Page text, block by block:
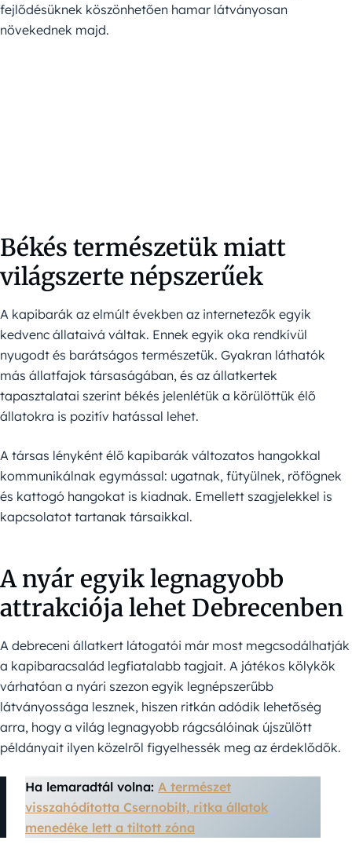
fejlődésüknek köszönhetően hamar látványosan
növekednek majd.
Békés természetük miatt
világszerte népszerűek
A kapibarák az elmúlt években az internetezők egyik
kedvenc állataivá váltak. Ennek egyik oka rendkívül
nyugodt és barátságos természetük. Gyakran láthatók
más állatfajok társaságában, és az állatkertek
tapasztalatai szerint békés jelenlétük a körülöttük élő
állatokra is pozitív hatással lehet.
A társas lényként élő kapibarák változatos hangokkal
kommunikálnak egymással: ugatnak, fütyülnek, röfögnek
és kattogó hangokat is kiadnak. Emellett szagjelekkel is
kapcsolatot tartanak társaikkal.
A nyár egyik legnagyobb
attrakciója lehet Debrecenben
A debreceni állatkert látogatói már most megcsodálhatják
a kapibaracsalád legfiatalabb tagjait. A játékos kölykök
várhatóan a nyári szezon egyik legnépszerűbb
látványossága lesznek, hiszen ritkán adódik lehetőség
arra, hogy a világ legnagyobb rágcsálóinak újszülött
példányait ilyen közelről figyelhessék meg az érdeklődők.
Ha lemaradtál volna: A természet
visszahódította Csernobilt, ritka állatok
menedéke lett a tiltott zóna